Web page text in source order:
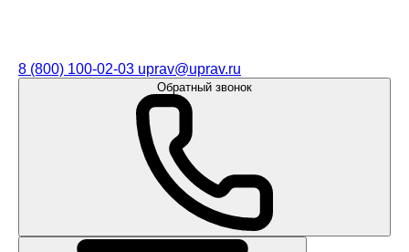
8 (800) 100-02-03 uprav@uprav.ru
Обратный звонок